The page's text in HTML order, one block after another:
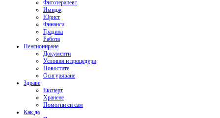
Фитотерапевт
Имидж
Юрист
Финанси
Градина
Работа
Пенсиониране
Документи
Условия и процедури
Новостите
Осигуряване
Здраве
Експерт
Хранене
Помогни си сам
Как да